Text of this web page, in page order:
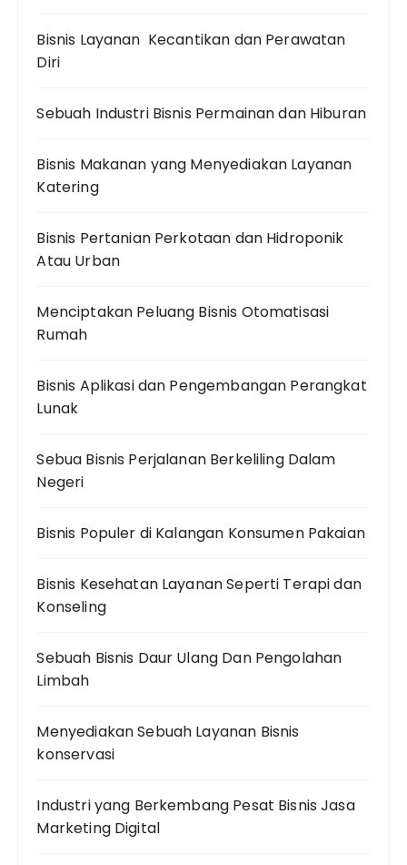
Bisnis Layanan Kecantikan dan Perawatan
Diri
Sebuah Industri Bisnis Permainan dan Hiburan
Bisnis Makanan yang Menyediakan Layanan
Katering
Bisnis Pertanian Perkotaan dan Hidroponik
Atau Urban
Menciptakan Peluang Bisnis Otomatisasi
Rumah
Bisnis Aplikasi dan Pengembangan Perangkat
Lunak
Sebua Bisnis Perjalanan Berkeliling Dalam
Negeri
Bisnis Populer di Kalangan Konsumen Pakaian
Bisnis Kesehatan Layanan Seperti Terapi dan
Konseling
Sebuah Bisnis Daur Ulang Dan Pengolahan
Limbah
Menyediakan Sebuah Layanan Bisnis
konservasi
Industri yang Berkembang Pesat Bisnis Jasa
Marketing Digital